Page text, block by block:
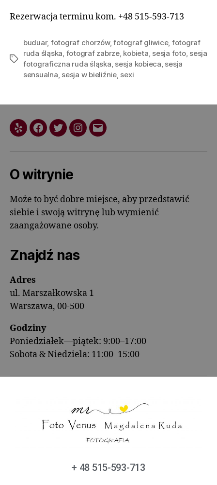
Rezerwacja terminu kom. +48 515-593-713
buduar, fotograf chorzów,fotograf gliwice, fotograf
ruda śląska, fotograf zabrze, kobieta, sesja foto, sesja
fotograficzna ruda śląska, sesja kobieca, sesja
sensualna, sesja w bieliźnie, sexi
O witrynie
Może to być dobre miejsce, aby przedstawić
siebie i swoją witrynę lub wymienić
zaangażowane osoby.
Znajdź nas
Adres
ul. Marszałkowska 1
Warszawa, 00-500
Godziny
Poniedziałek—piątek: 9:00–17:00
Sobota & Niedziela: 11:00–15:00
+ 48 515-593-713